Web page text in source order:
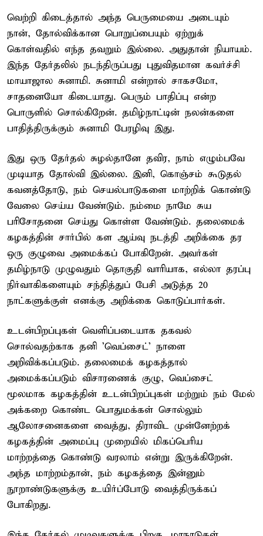
வெற்றி கிடைத்தால் அந்த பெருமையை அடையும்
நான், தோல்விக்கான பொறுப்பையும் ஏற்றுக்
கொள்வதில் எந்த தவறும் இல்லை. அதுதான் நியாயம்.
இந்த தேர்தலில் நடந்திருப்பது புதுவிதமான கவர்ச்சி
மாயாஜால சுனாமி. சுனாமி என்றால் சாகசமோ,
சாதனையோ கிடையாது. பெரும் பாதிப்பு என்ற
பொருளில் சொல்கிறேன். தமிழ்நாட்டின் நலன்களை
பாதித்திருக்கும் சுனாமி பேரழிவு இது.
இது ஒரு தேர்தல் சுழல்தானே தவிர, நாம் எழும்பவே
முடியாத தோல்வி இல்லை. இனி, கொஞ்சம் கூடுதல்
கவனத்தோடு, நம் செயல்பாடுகளை மாற்றிக் கொண்டு
வேலை செய்ய வேண்டும். நம்மை நாமே சுய
பரிசோதனை செய்து கொள்ள வேண்டும். தலைமைக்
கழகத்தின் சார்பில் கள ஆய்வு நடத்தி அறிக்கை தர
ஒரு குழுவை அமைக்கப் போகிறேன். அவர்கள்
தமிழ்நாடு முழுவதும் தொகுதி வாரியாக, எல்லா தரப்பு
நிர்வாகிகளையும் சந்தித்துப் பேசி அடுத்த 20
நாட்களுக்குள் எனக்கு அறிக்கை கொடுப்பார்கள்.
உடன்பிறப்புகள் வெளிப்படையாக தகவல்
சொல்வதற்காக தனி 'வெப்சைட்’ நாளை
அறிவிக்கப்படும். தலைமைக் கழகத்தால்
அமைக்கப்படும் விசாரணைக் குழு, வெப்சைட்
மூலமாக கழகத்தின் உடன்பிறப்புகள் மற்றும் நம் மேல்
அக்கறை கொண்ட பொதுமக்கள் சொல்லும்
ஆலோசனைகளை வைத்து, திராவிட முன்னேற்றக்
கழகத்தின் அமைப்பு முறையில் மிகப்பெரிய
மாற்றத்தை கொண்டு வரலாம் என்று இருக்கிறேன்.
அந்த மாற்றம்தான், நம் கழகத்தை இன்னும்
நூறாண்டுகளுக்கு உயிர்ப்போடு வைத்திருக்கப்
போகிறது.